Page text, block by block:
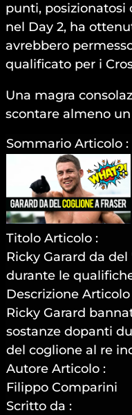
punti, posizionatosi
nel Day 2, ha
avrebbero
qualificato per i
Una magra
scontare almeno
Sommario Articolo :
Titolo Articolo :
Ricky Garard da
durante le
Descrizione Articolo
Ricky Garard
sostanze dopanti
del coglione al re
Autore Articolo :
Filippo Comparini
Scritto da :